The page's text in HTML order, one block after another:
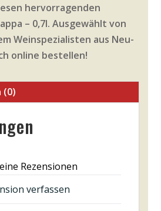
hervorragenden
– 0,7l. Ausgewählt von
Weinspezialisten aus Neu-
online bestellen!
(0)
Rezensionen
verfassen